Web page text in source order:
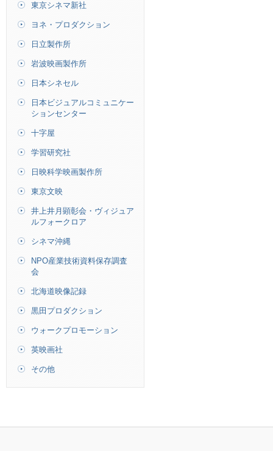
東京シネマ新社
ヨネ・プロダクション
日立製作所
岩波映画製作所
日本シネセル
日本ビジュアルコミュニケー
ションセンター
十字屋
学習研究社
日映科学映画製作所
東京文映
井上井月顕彰会・ヴィジュア
ルフォークロア
シネマ沖縄
NPO産業技術資料保存調査
会
北海道映像記録
黒田プロダクション
ウォークプロモーション
英映画社
その他